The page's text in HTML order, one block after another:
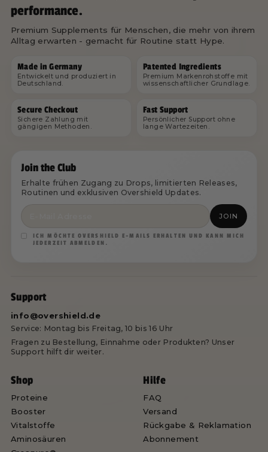
performance.
Premium Supplements für Menschen, die mehr von ihrem
Alltag erwarten - gemacht für Routine statt Hype.
Made in Germany
Entwickelt und produziert in
Deutschland.
Patented Ingredients
Premium Markenrohstoffe mit
wissenschaftlicher Grundlage.
Secure Checkout
Sichere Zahlung mit
gängigen Methoden.
Fast Support
Persönlicher Support ohne
lange Wartezeiten.
Join the Club
Erhalte frühen Zugang zu Drops, limitierten Releases,
Routinen und exklusiven Overshield Updates.
JOIN
ICH MÖCHTE OVERSHIELD E-MAILS ERHALTEN UND KANN MICH
JEDERZEIT ABMELDEN.
Support
info@overshield.de
Service: Montag bis Freitag, 10 bis 16 Uhr
Fragen zu Bestellung, Einnahme oder Produkten? Unser
Support hilft dir weiter.
Shop
Proteine
Booster
Vitalstoffe
Aminosäuren
Hilfe
FAQ
Versand
Rückgabe & Reklamation
Abonnement